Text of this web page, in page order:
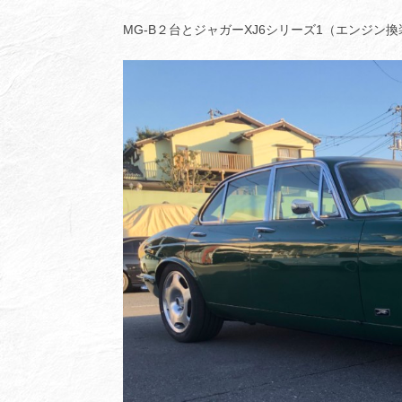
MG-B２台とジャガーXJ6シリーズ1（エンジン換